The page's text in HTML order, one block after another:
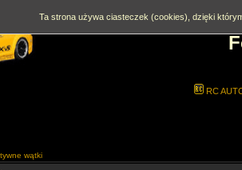
RC
wątki
Ta strona używa ciasteczek (cookies), dzięki